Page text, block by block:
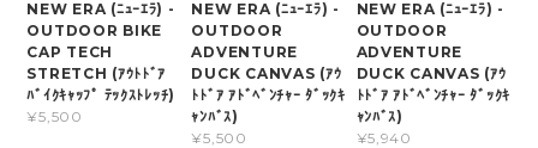
NEW ERA (ﾆｭｰｴﾗ) -
OUTDOOR BIKE
CAP TECH
STRETCH (ｱｳﾄﾄﾞｱ
ﾊﾞｲｸｷｬｯﾌﾟ ﾃｯｸｽﾄﾚｯﾁ)
¥5,500
NEW ERA (ﾆｭｰｴﾗ) -
OUTDOOR
ADVENTURE
DUCK CANVAS (ｱｳ
ﾄﾄﾞｱ ｱﾄﾞﾍﾞﾝﾁｬｰ ﾀﾞｯｸｷ
ｬﾝﾊﾞｽ)
¥5,500
NEW ERA (ﾆｭｰｴﾗ) -
OUTDOOR
ADVENTURE
DUCK CANVAS (ｱｳ
ﾄﾄﾞｱ ｱﾄﾞﾍﾞﾝﾁｬｰ ﾀﾞｯｸｷ
ｬﾝﾊﾞｽ)
¥5,940